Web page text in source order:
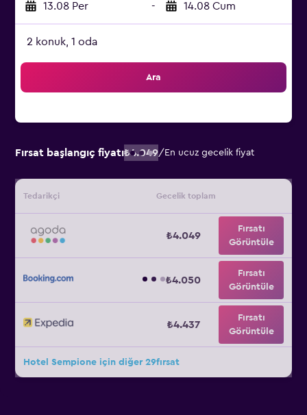
13.08 Per - 14.08 Cum
2 konuk, 1 oda
Ara
Fırsat başlangıç fiyatı₺4.049/ En ucuz gecelik fiyat
Tedarikçi Gecelik toplam
₺4.049
Fırsatı
Görüntüle
₺4.050
Fırsatı
Görüntüle
₺4.437
Fırsatı
Görüntüle
Hotel Sempione için diğer 29fırsat